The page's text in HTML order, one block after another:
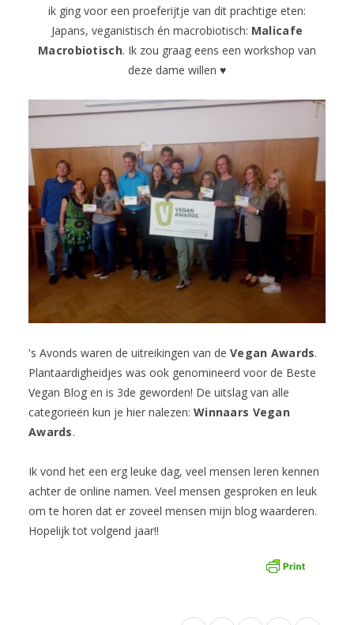
ik ging voor een proeferijtje van dit prachtige eten:
Japans, veganistisch én macrobiotisch: Malicafe
Macrobiotisch. Ik zou graag eens een workshop van
deze dame willen ♥
's Avonds waren de uitreikingen van de Vegan Awards.
Plantaardigheidjes was ook genomineerd voor de Beste
Vegan Blog en is 3de geworden! De uitslag van alle
categorieën kun je hier nalezen: Winnaars Vegan
Awards.
Ik vond het een erg leuke dag, veel mensen leren kennen
achter de online namen. Veel mensen gesproken en leuk
om te horen dat er zoveel mensen mijn blog waarderen.
Hopelijk tot volgend jaar!!